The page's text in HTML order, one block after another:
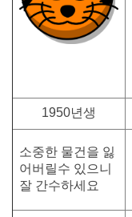
1950년생
소중한 물건을 잃
어버릴수 있으니
잘 간수하세요